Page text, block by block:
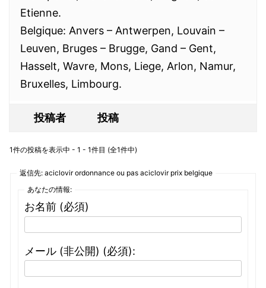
Etienne.
Belgique: Anvers – Antwerpen, Louvain –
Leuven, Bruges – Brugge, Gand – Gent,
Hasselt, Wavre, Mons, Liege, Arlon, Namur,
Bruxelles, Limbourg.
投稿者 投稿
1件の投稿を表示中 - 1 - 1件目 (全1件中)
返信先: aciclovir ordonnance ou pas aciclovir prix belgique
あなたの情報:
お名前 (必須)
メール (非公開) (必須):